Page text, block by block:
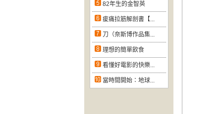
82年生的金智英
痠痛拉筋解剖書【...
刀（奈斯博作品集...
理想的簡單飲食
看懂好電影的快樂...
當時間開始：地球...